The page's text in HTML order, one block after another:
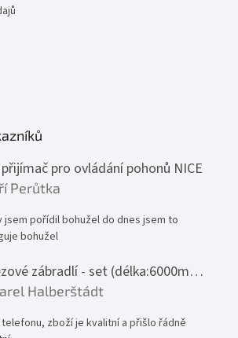
pro ovládání pohonů NICE
produktu je 1 z 5 hvězdiček.
Perůtka
pořídil bohužel do dnes jsem to
bohužel
Nerezové zábradlí - set (délka:6000mm x výška:1000mm)
produktu je 5 z 5 hvězdiček.
Halberštádt
zboží je kvalitní a přišlo řádně